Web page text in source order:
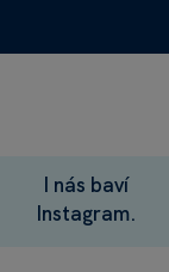
I nás baví
Instagram.